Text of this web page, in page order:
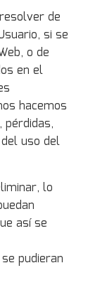
de
si se
o de
en el
hacemos
pérdidas,
uso del
lo
así se
pudieran